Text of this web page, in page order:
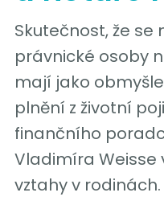
Skutečnost, že se
právnické osoby
mají jako
plnění z životní
finančního
Vladimíra Weisse
vztahy v rodinách.